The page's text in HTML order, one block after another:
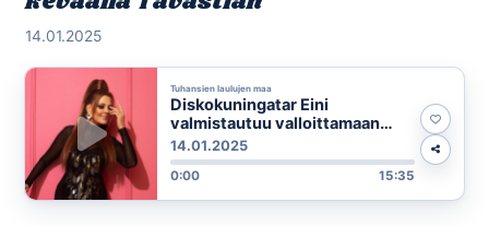
14.01.2025
Tuhansien laulujen maa
Diskokuningatar Eini
valmistautuu valloittamaan
keväällä Tavastian
14.01.2025
0:00 15:35